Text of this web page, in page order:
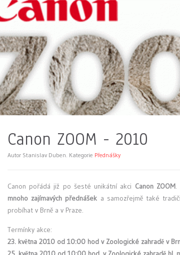
Canon ZOOM - 2010
Autor Stanislav Duben. Kategorie Přednášky
Canon pořádá již po šesté unikátní akci Canon ZOOM.
mnoho zajímavých přednášek a samozřejmě také
probíhat v Brně a v Praze.
Termínky akce:
23. května 2010 od 10:00 hod v Zoologické zahradě v